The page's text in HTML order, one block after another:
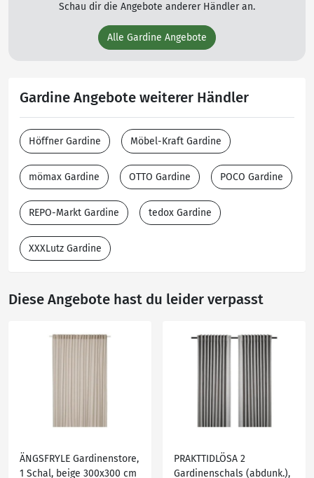
Schau dir die Angebote anderer Händler an.
Alle Gardine Angebote
Gardine Angebote weiterer Händler
Höffner Gardine Möbel-Kraft Gardine
mömax Gardine OTTO Gardine POCO Gardine
REPO-Markt Gardine tedox Gardine
XXXLutz Gardine
Diese Angebote hast du leider verpasst
ÄNGSFRYLE Gardinenstore,
1 Schal, beige 300x300 cm
PRAKTTIDLÖSA 2
Gardinenschals (abdunk.),